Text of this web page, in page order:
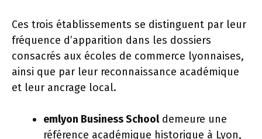
Ces trois établissements se distinguent par leur
fréquence d’apparition dans les dossiers
consacrés aux écoles de commerce lyonnaises,
ainsi que par leur reconnaissance académique
et leur ancrage local.
emlyon Business Schooldemeure une
référence académique historique à Lyon,